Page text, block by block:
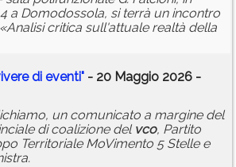
a Domodossola, si terrà un incontro
critica sull'attuale realtà della
di eventi" - 20 Maggio 2026 -
un comunicato a margine del
di coalizione del vco, Partito
Territoriale MoVimento 5 Stelle e